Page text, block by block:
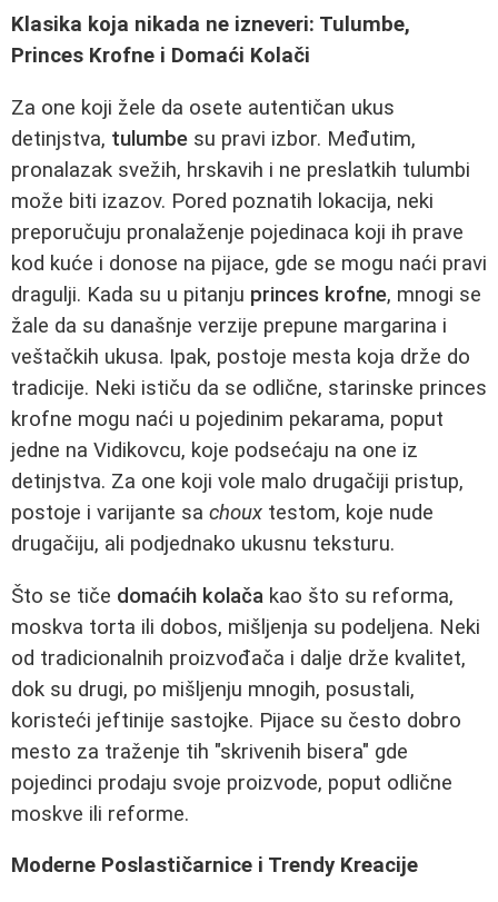
Klasika koja nikada ne izneveri: Tulumbe,
Princes Krofne i Domaći Kolači
Za one koji žele da osete autentičan ukus
detinjstva, tulumbe su pravi izbor. Međutim,
pronalazak svežih, hrskavih i ne preslatkih tulumbi
može biti izazov. Pored poznatih lokacija, neki
preporučuju pronalaženje pojedinaca koji ih prave
kod kuće i donose na pijace, gde se mogu naći pravi
dragulji. Kada su u pitanju princes krofne, mnogi se
žale da su današnje verzije prepune margarina i
veštačkih ukusa. Ipak, postoje mesta koja drže do
tradicije. Neki ističu da se odlične, starinske princes
krofne mogu naći u pojedinim pekarama, poput
jedne na Vidikovcu, koje podsećaju na one iz
detinjstva. Za one koji vole malo drugačiji pristup,
postoje i varijante sa choux testom, koje nude
drugačiju, ali podjednako ukusnu teksturu.
Što se tiče domaćih kolača kao što su reforma,
moskva torta ili dobos, mišljenja su podeljena. Neki
od tradicionalnih proizvođača i dalje drže kvalitet,
dok su drugi, po mišljenju mnogih, posustali,
koristeći jeftinije sastojke. Pijace su često dobro
mesto za traženje tih "skrivenih bisera" gde
pojedinci prodaju svoje proizvode, poput odlične
moskve ili reforme.
Moderne Poslastičarnice i Trendy Kreacije